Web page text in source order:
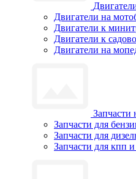
Двигатели на
Двигатели к
Двигатели к
Двигатели на
Запчасти
Запчасти для
Запчасти для
Запчасти для кпп